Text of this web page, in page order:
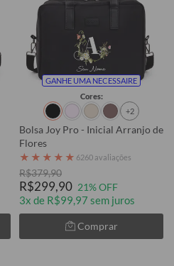
GANHE UMA NECESSAIRE
Cores:
+2
Bolsa Joy Pro - Inicial Arranjo de
Flores
★ ★ ★ ★ ★ 6260 avaliações
R$379,90
R$299,90 21% OFF
3x de R$99,97 sem juros
Comprar